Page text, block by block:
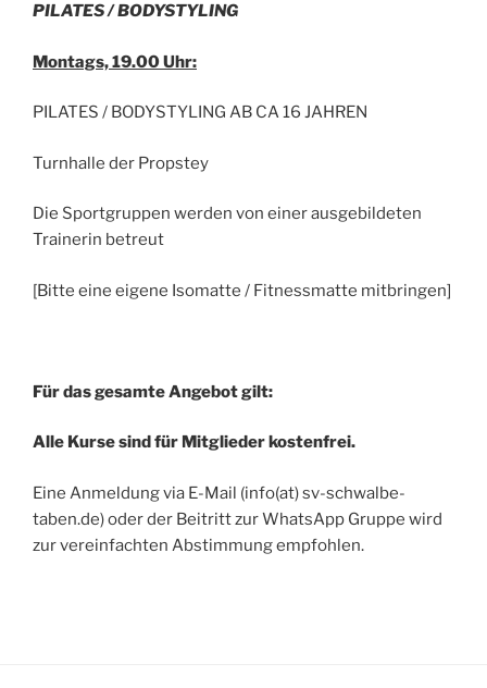
PILATES / BODYSTYLING
Montags, 19.00 Uhr:
PILATES / BODYSTYLING AB CA 16 JAHREN
Turnhalle der Propstey
Die Sportgruppen werden von einer ausgebildeten
Trainerin betreut
[Bitte eine eigene Isomatte / Fitnessmatte mitbringen]
Für das gesamte Angebot gilt:
Alle Kurse sind für Mitglieder kostenfrei.
Eine Anmeldung via E-Mail (info(at) sv-schwalbe-
taben.de) oder der Beitritt zur WhatsApp Gruppe wird
zur vereinfachten Abstimmung empfohlen.